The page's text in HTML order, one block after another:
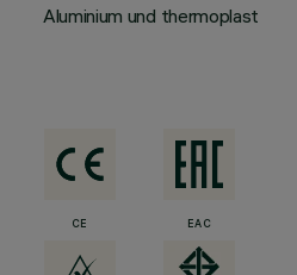
Aluminium und thermoplast
CE EAC